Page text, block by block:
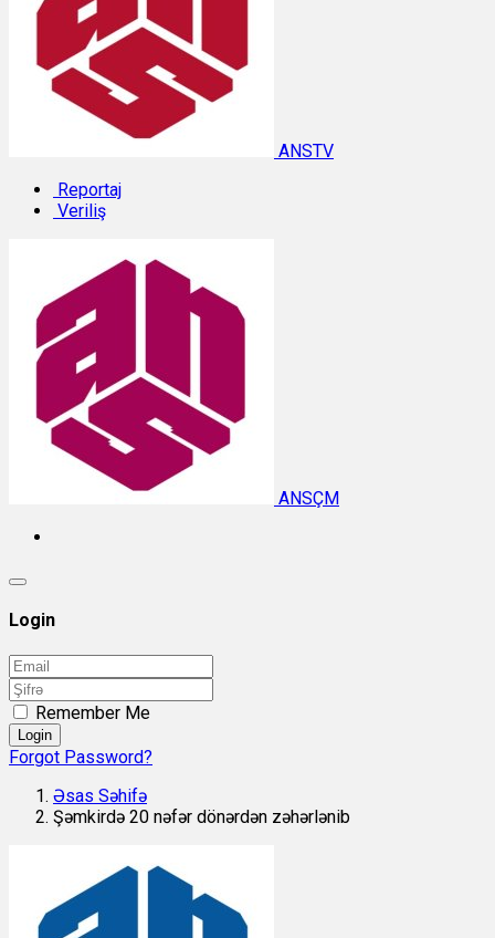
ANSTV
Reportaj
Veriliş
ANSÇM
Login
Remember Me
Login
Forgot Password?
Əsas Səhifə
Şəmkirdə 20 nəfər dönərdən zəhərlənib